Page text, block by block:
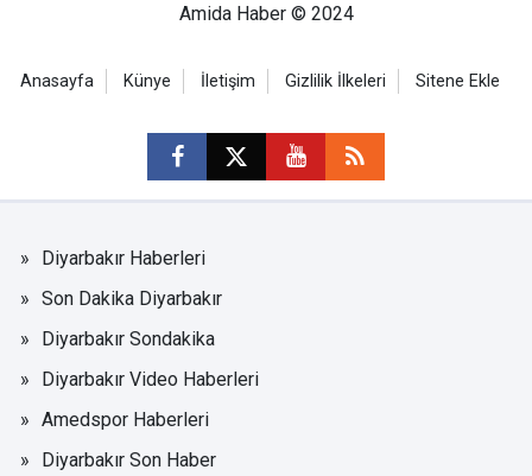
Amida Haber © 2024
Anasayfa Künye İletişim Gizlilik İlkeleri Sitene Ekle
Diyarbakır Haberleri
Son Dakika Diyarbakır
Diyarbakır Sondakika
Diyarbakır Video Haberleri
Amedspor Haberleri
Diyarbakır Son Haber